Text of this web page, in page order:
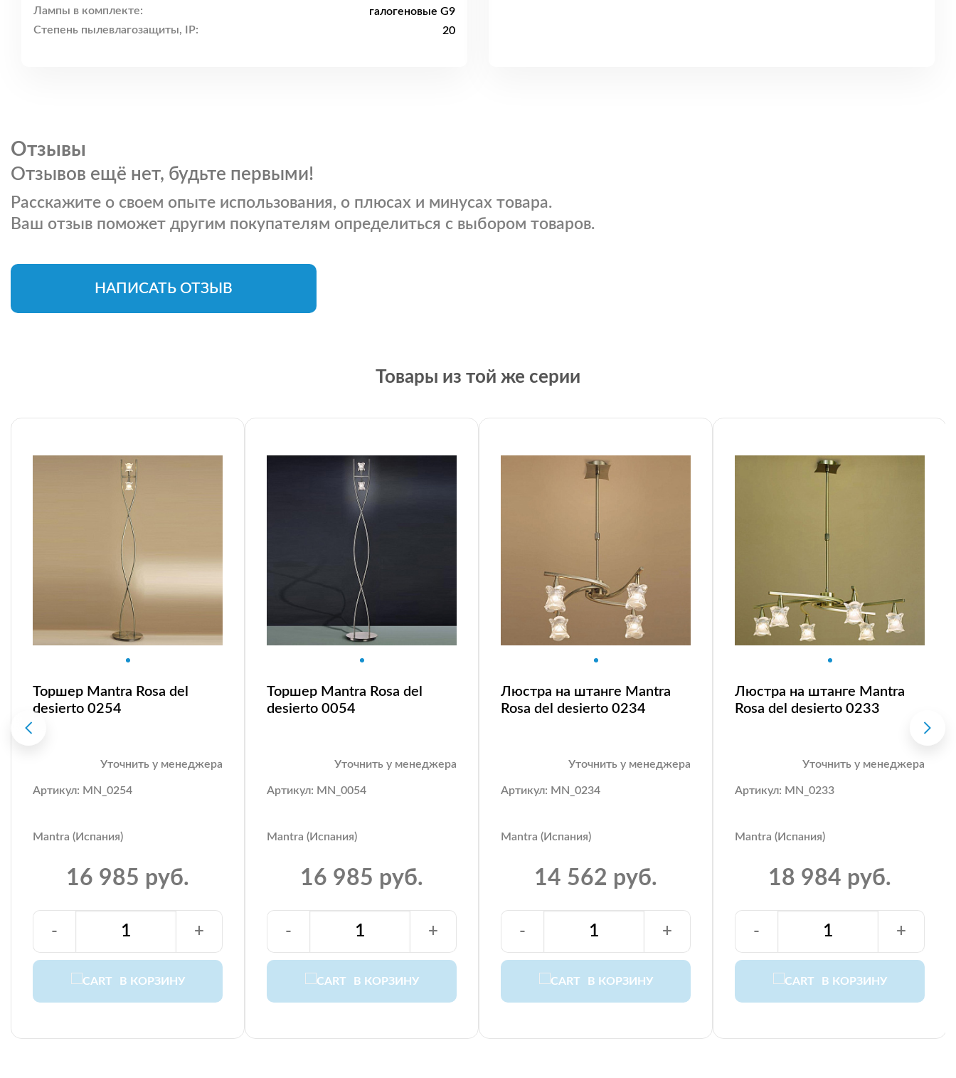
Лампы в комплекте:
галогеновые G9
Степень пылевлагозащиты, IP:
20
Отзывы
Отзывов ещё нет, будьте первыми!
Расскажите о своем опыте использования, о плюсах и минусах товара.
Ваш отзыв поможет другим покупателям определиться с выбором товаров.
НАПИСАТЬ ОТЗЫВ
Товары из той же серии
Торшер Mantra Rosa del
desierto 0254
Уточнить у менеджера
Артикул: MN_0254
Mantra (Испания)
16 985 руб.
В КОРЗИНУ
- +
Торшер Mantra Rosa del
desierto 0054
Уточнить у менеджера
Артикул: MN_0054
Mantra (Испания)
16 985 руб.
В КОРЗИНУ
- +
Люстра на штанге Mantra
Rosa del desierto 0234
Уточнить у менеджера
Артикул: MN_0234
Mantra (Испания)
14 562 руб.
В КОРЗИНУ
- +
Люстра на штанге Mantra
Rosa del desierto 0233
Уточнить у менеджера
Артикул: MN_0233
Mantra (Испания)
18 984 руб.
В КОРЗИНУ
- +